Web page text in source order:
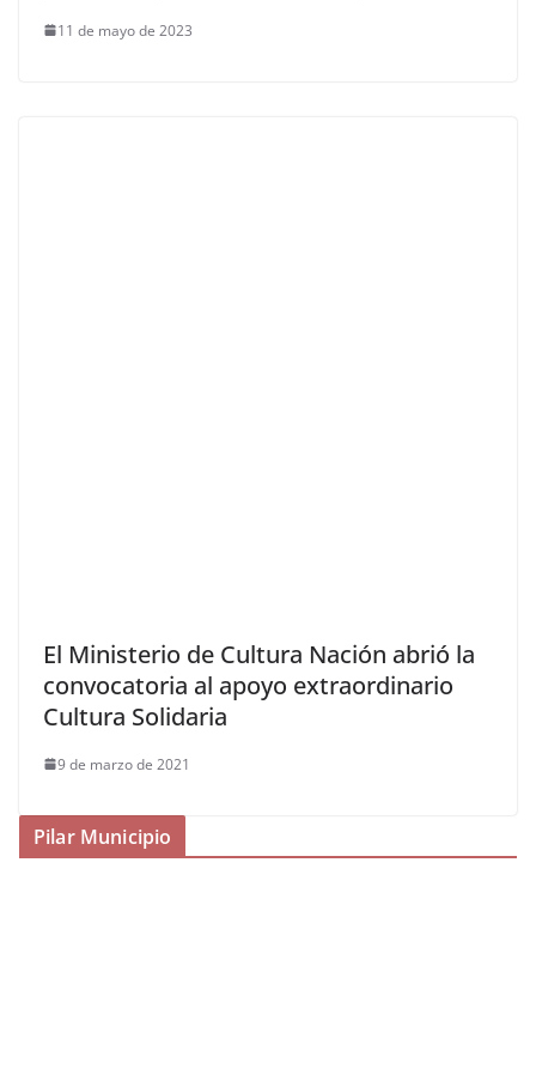
11 de mayo de 2023
El Ministerio de Cultura Nación abrió la
convocatoria al apoyo extraordinario
Cultura Solidaria
9 de marzo de 2021
Pilar Municipio